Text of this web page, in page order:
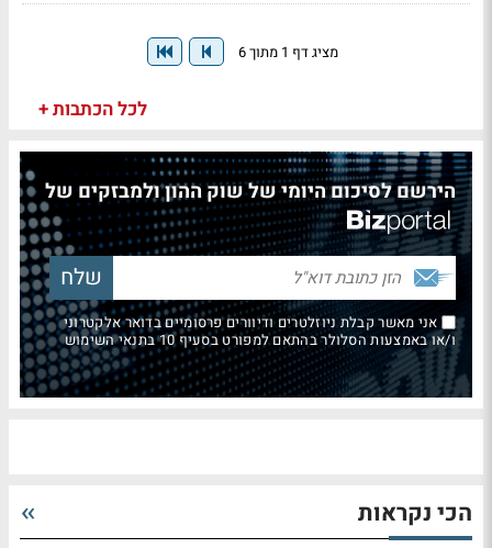
מציג דף 1 מתוך 6
לכל הכתבות +
הירשם לסיכום היומי של שוק ההון ולמבזקים של
אני מאשר קבלת ניוזלטרים ודיוורים פרסומיים בדואר אלקטרוני
ו/או באמצעות הסלולר בהתאם למפורט בסעיף 10 בתנאי השימוש
הכי נקראות